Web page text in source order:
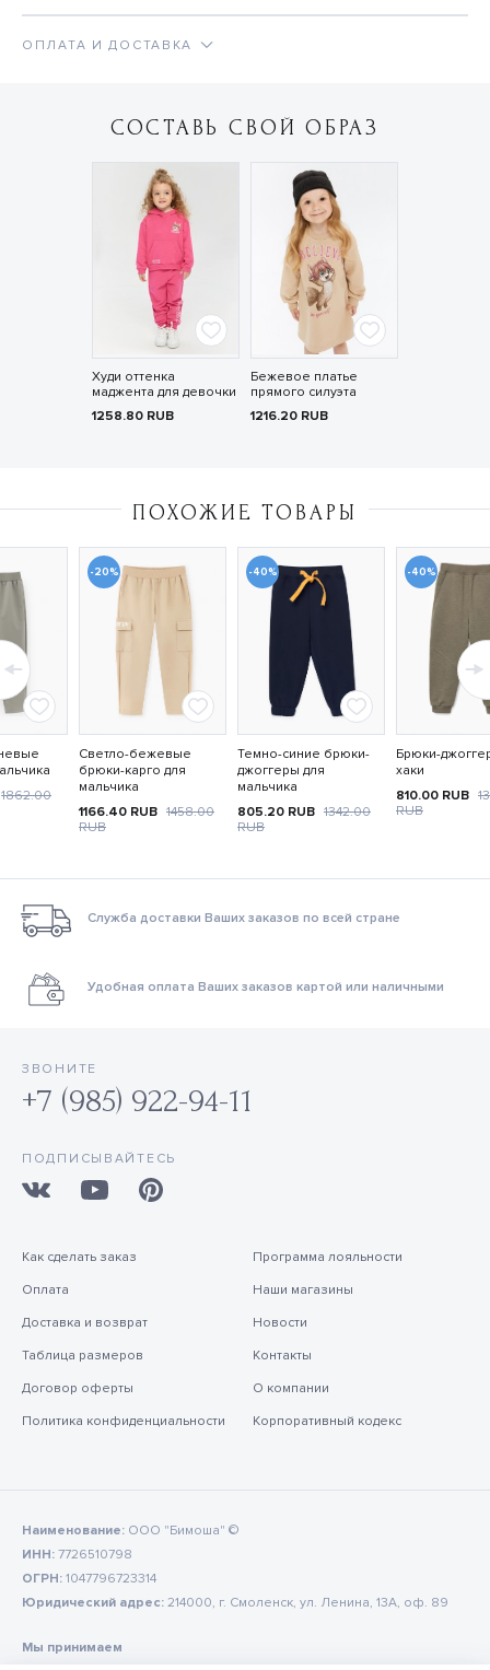
ОПЛАТА И ДОСТАВКА
СОСТАВЬ СВОЙ ОБРАЗ
Худи оттенка
маджента для девочки
1258.80 RUB
Бежевое платье
прямого силуэта
1216.20 RUB
ПОХОЖИЕ ТОВАРЫ
1862.00
-20%
Светло-бежевые
брюки-карго для
мальчика
1166.40 RUB 1458.00
RUB
-40%
Темно-синие брюки-
джоггеры для
мальчика
805.20 RUB 1342.00
RUB
-40%
Брюки-
хаки
810.00 RUB
RUB
Служба доставки Ваших заказов по всей стране
Удобная оплата Ваших заказов картой или наличными
ЗВОНИТЕ
+7 (985) 922-94-11
ПОДПИСЫВАЙТЕСЬ
Как сделать заказ
Оплата
Доставка и возврат
Таблица размеров
Договор оферты
Политика конфиденциальности
Программа лояльности
Наши магазины
Новости
Контакты
О компании
Корпоративный кодекс
Наименование: ООО "Бимоша" ©
ИНН: 7726510798
ОГРН: 1047796723314
Юридический адрес: 214000, г. Смоленск, ул. Ленина, 13А, оф. 89
Мы принимаем